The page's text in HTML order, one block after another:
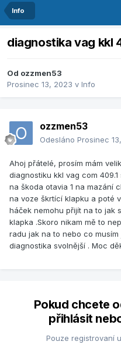
Info
diagnostika vag kkl
Od ozzmen53
Prosinec 13, 2023 v Info
ozzmen53
Odesláno Prosinec
Ahoj přátelé, prosím mám
diagnostiku kkl vag com
na škoda otavia 1 na mazání
na voze škrtící klapku a poté
háček nemohu přijít na to jak
klapka .Skoro nikam mě to
radu jak na to nebo co
diagnostika svolnější . Moc
Pokud chcete
přihlásit
Pouze registrovaní